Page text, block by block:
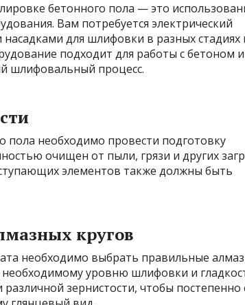
бетонного пола — это
Вам потребуется электрический
для шлифовки в разных стадиях
подходит для работы с бетоном и
шлифовальный процесс.
пола необходимо провести подготовку
очищен от пыли, грязи и других
элементов также должны быть
кругов
необходимо выбрать правильные
уровню шлифовки и
зернистости, чтобы постепенно